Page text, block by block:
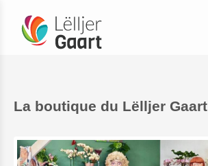
La boutique du Lëlljer Gaart